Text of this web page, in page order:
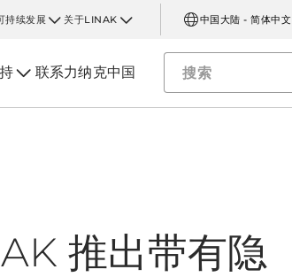
持续发展 关于LINAK 中国大陆 - 简体中文
联系力纳克中国
推出带有隐